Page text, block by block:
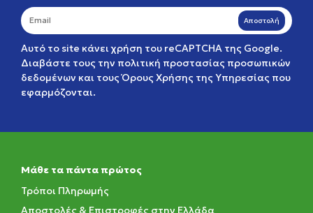
Αποστολή
Αυτό το site κάνει χρήση του reCAPTCHA της Google.
Διαβάστε τους την πολιτική προστασίας προσωπικών
δεδομένων και τουςΌρους Χρήσης της Υπηρεσίας που
εφαρμόζονται.
Μάθε τα πάντα πρώτος
Τρόποι Πληρωμής
Αποστολές & Επιστροφές στην Ελλάδα